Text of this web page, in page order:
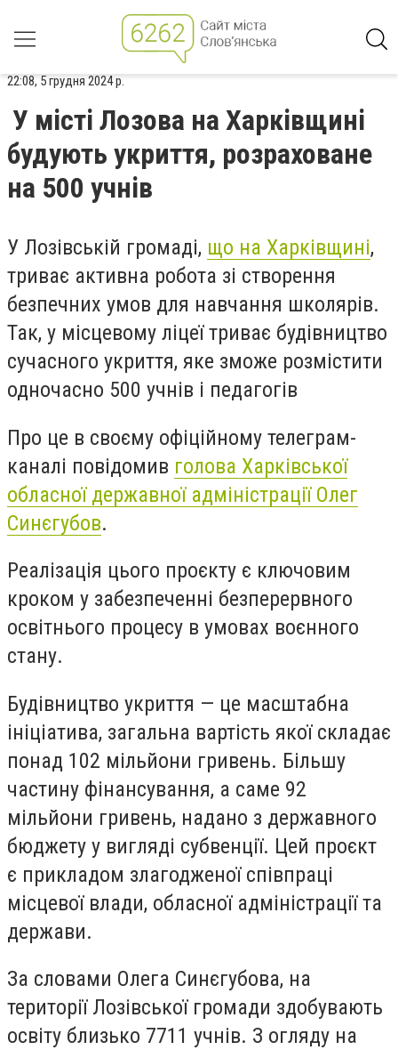
22:08, 5 грудня 2024 р.
У місті Лозова на Харківщині
будують укриття, розраховане
на 500 учнів
У Лозівській громаді, що на Харківщині,
триває активна робота зі створення
безпечних умов для навчання школярів.
Так, у місцевому ліцеї триває будівництво
сучасного укриття, яке зможе розмістити
одночасно 500 учнів і педагогів
Про це в своєму офіційному телеграм-
каналі повідомив голова Харківської
обласної державної адміністрації Олег
Синєгубов.
Реалізація цього проєкту є ключовим
кроком у забезпеченні безперервного
освітнього процесу в умовах воєнного
стану.
Будівництво укриття — це масштабна
ініціатива, загальна вартість якої складає
понад 102 мільйони гривень. Більшу
частину фінансування, а саме 92
мільйони гривень, надано з державного
бюджету у вигляді субвенції. Цей проєкт
є прикладом злагодженої співпраці
місцевої влади, обласної адміністрації та
держави.
За словами Олега Синєгубова, на
території Лозівської громади здобувають
освіту близько 7711 учнів. З огляду на